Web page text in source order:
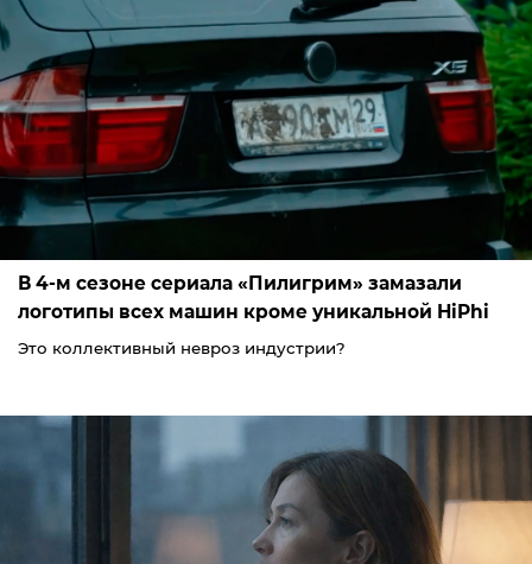
В 4-м сезоне сериала «Пилигрим» замазали
логотипы всех машин кроме уникальной HiPhi
Это коллективный невроз индустрии?